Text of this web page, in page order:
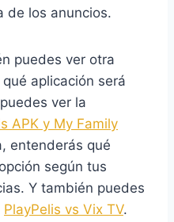
de los anuncios.
puedes ver otra
aplicación será
ver la
APK y My Family
entenderás qué
según tus
Y también puedes
PlayPelis vs Vix TV.